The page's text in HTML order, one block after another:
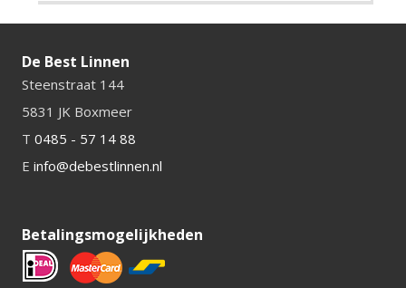
De Best Linnen
Steenstraat 144
5831 JK Boxmeer
T 0485 - 57 14 88
E info@debestlinnen.nl
Betalingsmogelijkheden